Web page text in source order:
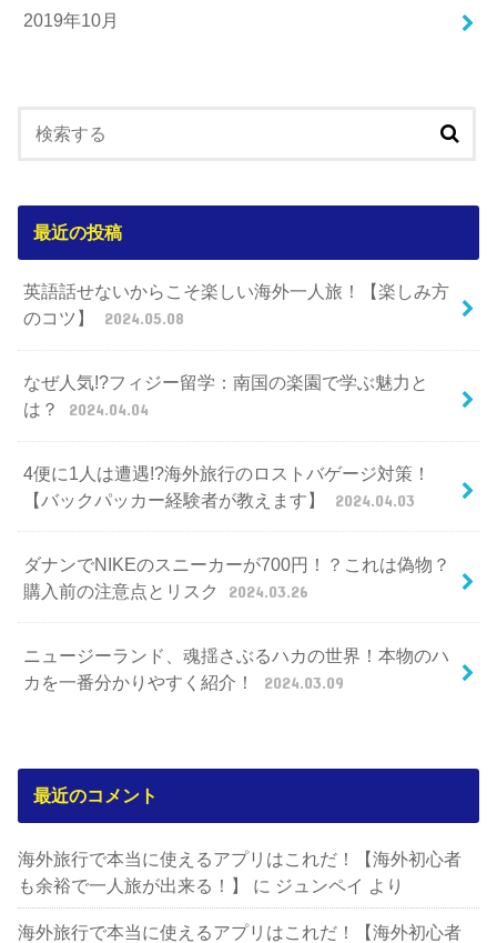
2019年10月
最近の投稿
英語話せないからこそ楽しい海外一人旅！【楽しみ方
のコツ】
2024.05.08
なぜ人気!?フィジー留学：南国の楽園で学ぶ魅力と
は？
2024.04.04
4便に1人は遭遇!?海外旅行のロストバゲージ対策！
【バックパッカー経験者が教えます】
2024.04.03
ダナンでNIKEのスニーカーが700円！？これは偽物？
購入前の注意点とリスク
2024.03.26
ニュージーランド、魂揺さぶるハカの世界！本物のハ
カを一番分かりやすく紹介！
2024.03.09
最近のコメント
海外旅行で本当に使えるアプリはこれだ！【海外初心者
も余裕で一人旅が出来る！】
に ジュンペイ より
海外旅行で本当に使えるアプリはこれだ！【海外初心者